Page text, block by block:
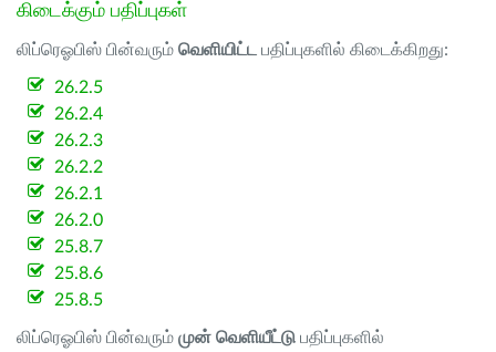
கிடைக்கும் பதிப்புகள்
லிப்ரெஓபிஸ் பின்வரும் வெளியிட்ட பதிப்புகளில் கிடைக்கிறது:
26.2.5
26.2.4
26.2.3
26.2.2
26.2.1
26.2.0
25.8.7
25.8.6
25.8.5
லிப்ரெஓபிஸ் பின்வரும் முன் வெளியீட்டு பதிப்புகளில்